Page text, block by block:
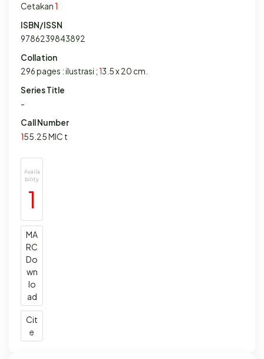
Cetakan 1
ISBN/ISSN
9786239843892
Collation
296 pages : ilustrasi ; 13.5 x 20 cm.
Series Title
-
Call Number
155.25 MIC t
Availa
bility
1
MA
RC
Do
wn
lo
ad
Cit
e